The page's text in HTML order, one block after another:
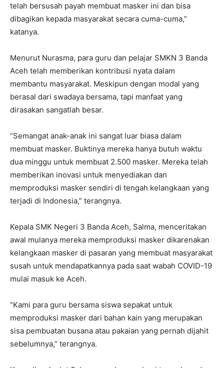
telah bersusah payah membuat masker ini dan bisa
dibagikan kepada masyarakat secara cuma-cuma,”
katanya.
Menurut Nurasma, para guru dan pelajar SMKN 3 Banda
Aceh telah memberikan kontribusi nyata dalam
membantu masyarakat. Meskipun dengan modal yang
berasal dari swadaya bersama, tapi manfaat yang
dirasakan sangatlah besar.
“Semangat anak-anak ini sangat luar biasa dalam
membuat masker. Buktinya mereka hanya butuh waktu
dua minggu untuk membuat 2.500 masker. Mereka telah
memberikan inovasi untuk menyediakan dan
memproduksi masker sendiri di tengah kelangkaan yang
terjadi di Indonesia,” terangnya.
Kepala SMK Negeri 3 Banda Aceh, Salma, menceritakan
awal mulanya mereka memproduksi masker dikarenakan
kelangkaan masker di pasaran yang membuat masyarakat
susah untuk mendapatkannya pada saat wabah COVID-19
mulai masuk ke Aceh.
“Kami para guru bersama siswa sepakat untuk
memproduksi masker dari bahan kain yang merupakan
sisa pembuatan busana atau pakaian yang pernah dijahit
sebelumnya,” terangnya.